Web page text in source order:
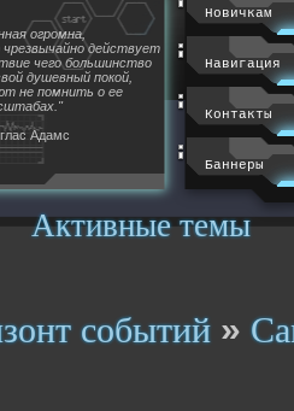
Активные темы
огромна,
действует
чего большинство
душевный покой,
не помнить о ее
Адамс
Новичкам
Навигация
Контакты
Баннеры
событий »